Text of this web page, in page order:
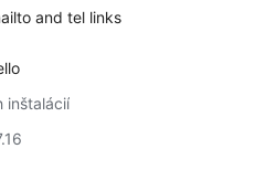
and tel links
inštalácií